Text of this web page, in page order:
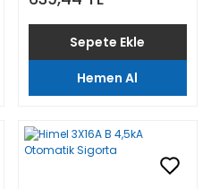
Sepete Ekle
Hemen Al